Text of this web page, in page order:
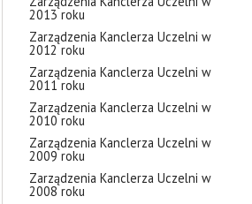
2013 roku
Zarządzenia Kanclerza Uczelni w
2012 roku
Zarządzenia Kanclerza Uczelni w
2011 roku
Zarządzenia Kanclerza Uczelni w
2010 roku
Zarządzenia Kanclerza Uczelni w
2009 roku
Zarządzenia Kanclerza Uczelni w
2008 roku